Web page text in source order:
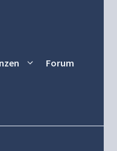
Forum